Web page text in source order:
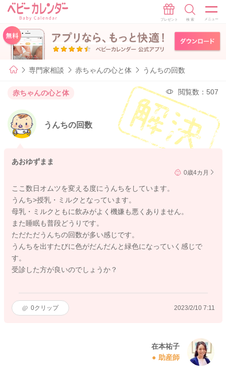
専門家相談 赤ちゃんの心と体 うんちの回数
赤ちゃんの心と体 閲覧数：507
うんちの回数
あおゆずまま
0歳4カ月
ここ数日オムツを変える度にうんちをしています。
うんち>授乳・ミルクとなっています。
母乳・ミルクともに飲みがよく機嫌も悪くありません。
また睡眠も普段どうりです。
ただただうんちの回数が多い感じです。
うんちを出すたびに色がだんだんと緑色になっていく感じで
す。
受診した方が良いのでしょうか？
0クリップ 2023/2/10 7:11
在本祐子
助産師